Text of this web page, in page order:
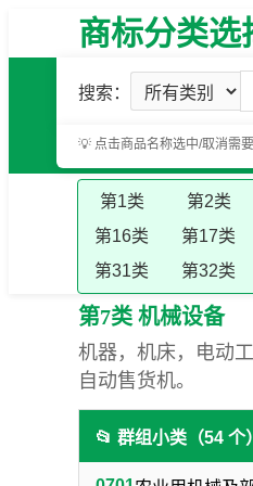
商标分类选
搜索：
💡 点击商品名称选中/取消需
第1类 第2类
第16类
第17类
第31类
第32类
第7类 机械设备
机器，机床，电动
自动售货机。
📂 群组小类（54 个）